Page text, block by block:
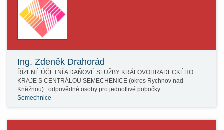
Ing. Zdeněk Drahorád
ŘÍZENÉ ÚČETNÍ A DAŇOVÉ SLUŽBY KRÁLOVOHRADECKÉHO
KRAJE S CENTRÁLOU SEMECHENICE (okres Rychnov nad
Kněžnou) odpovědné osoby pro jednotlivé pobočky:…
Semechnice